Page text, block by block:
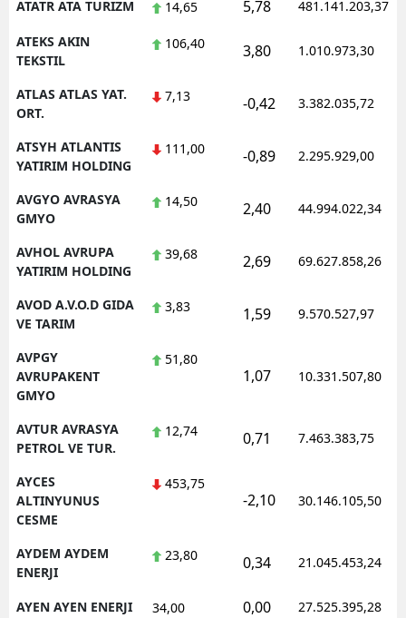
ATATR ATA TURIZM 14,65 5,78 481.141.203,37
ATEKS AKIN
TEKSTIL
106,40 3,80 1.010.973,30
ATLAS ATLAS YAT.
ORT.
7,13 -0,42 3.382.035,72
ATSYH ATLANTIS
YATIRIM HOLDING
111,00 -0,89 2.295.929,00
AVGYO AVRASYA
GMYO
14,50 2,40 44.994.022,34
AVHOL AVRUPA
YATIRIM HOLDING
39,68 2,69 69.627.858,26
AVOD A.V.O.D GIDA
VE TARIM
3,83 1,59 9.570.527,97
AVPGY
AVRUPAKENT
GMYO
51,80
1,07 10.331.507,80
AVTUR AVRASYA
PETROL VE TUR.
12,74 0,71 7.463.383,75
AYCES
ALTINYUNUS
CESME
453,75
-2,10 30.146.105,50
AYDEM AYDEM
ENERJI
23,80 0,34 21.045.453,24
AYEN AYEN ENERJI 34,00 0,00 27.525.395,28